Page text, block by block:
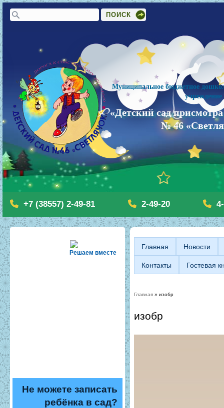
Форма поиска
Поиск
Муниципальное бюджетное
учреждение
«Детский сад
№ 46
+7 (38557) 2-49-81 2-49-20
Решаем вместе
Не можете записать
ребёнка в сад?
Главная Новости
Контакты Гостевая
Главная » изобр
изобр